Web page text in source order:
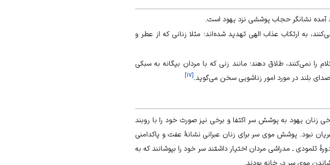
آمده نشانگر حجاب پوششی نزد یهود است.
به ارتکاب عذاب الهی تهدید شده‌اند؛ مثلا زنانی که از عطر و
را نمی‌کنند، طلاق دهند؛ مانند زنی که با مردان بیگانه به سبکی
بلند در مورد امور زناشویی سخن می‌گوید. [۱۷]
یهود به پوشش سر اکتفا و برخی نیز صورت خود را با روبند
نبود. پوشش موی سر برای زنان عبرانی نشانۀ عفت و پاکدامنی
ـ مدراشی مردان اختیار داشتند سر خود را بپوشانند که به
موی سر در خانه بودند.